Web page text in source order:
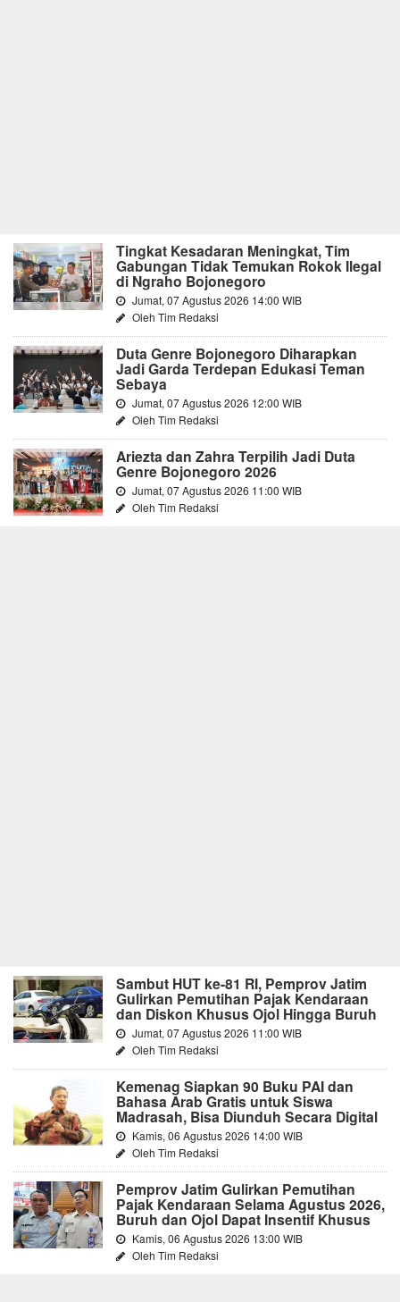
Tingkat Kesadaran Meningkat, Tim
Gabungan Tidak Temukan Rokok Ilegal
di Ngraho Bojonegoro
Jumat, 07 Agustus 2026 14:00 WIB
Oleh Tim Redaksi
Duta Genre Bojonegoro Diharapkan
Jadi Garda Terdepan Edukasi Teman
Sebaya
Jumat, 07 Agustus 2026 12:00 WIB
Oleh Tim Redaksi
Ariezta dan Zahra Terpilih Jadi Duta
Genre Bojonegoro 2026
Jumat, 07 Agustus 2026 11:00 WIB
Oleh Tim Redaksi
Sambut HUT ke-81 RI, Pemprov Jatim
Gulirkan Pemutihan Pajak Kendaraan
dan Diskon Khusus Ojol Hingga Buruh
Jumat, 07 Agustus 2026 11:00 WIB
Oleh Tim Redaksi
Kemenag Siapkan 90 Buku PAI dan
Bahasa Arab Gratis untuk Siswa
Madrasah, Bisa Diunduh Secara Digital
Kamis, 06 Agustus 2026 14:00 WIB
Oleh Tim Redaksi
Pemprov Jatim Gulirkan Pemutihan
Pajak Kendaraan Selama Agustus 2026,
Buruh dan Ojol Dapat Insentif Khusus
Kamis, 06 Agustus 2026 13:00 WIB
Oleh Tim Redaksi